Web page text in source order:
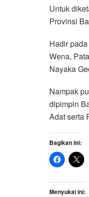
Untuk
Provinsi
Hadir
Wena,
Nayaka
Nampak
dipimpin
Adat serta
Bagikan ini:
Menyukai ini: